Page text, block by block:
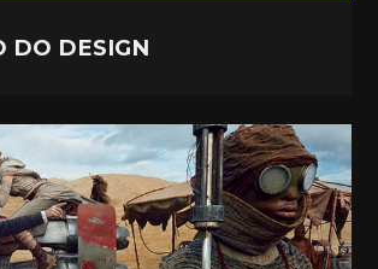
DO DESIGN